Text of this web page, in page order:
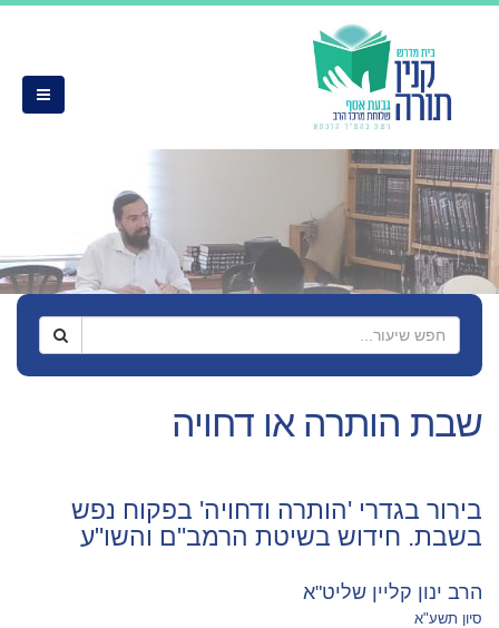
שבת הותרה או דחויה
בירור בגדרי 'הותרה ודחויה' בפקוח נפש
בשבת. חידוש בשיטת הרמב"ם והשו"ע
הרב ינון קליין שליט"א
סיון תשע"א